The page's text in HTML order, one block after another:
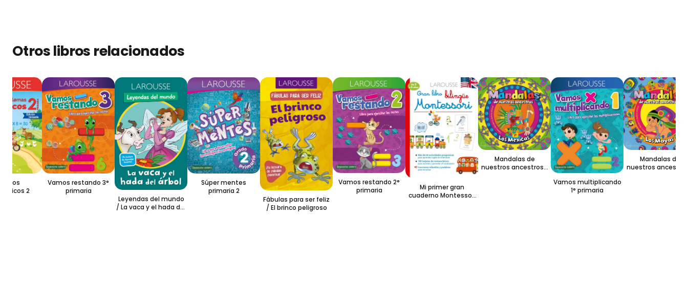
Otros libros relacionados
2
Vamos restando 3°
primaria
Leyendas del mundo
/ La vaca y el hada del
Súper mentes
primaria 2
Fábulas para ser feliz
/ El brinco peligroso
Vamos restando 2°
primaria
Mi primer gran
cuaderno Montessori
Mandalas de
nuestros ancestros /
Vamos multiplicando
1° primaria
Mandalas de
nuestros ancestros